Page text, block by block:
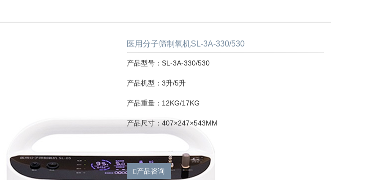
医用分子筛制氧机SL-3A-330/530
产品型号：SL-3A-330/530
产品机型：3升/5升
产品重量：12KG/17KG
产品尺寸：407×247×543MM
产品咨询